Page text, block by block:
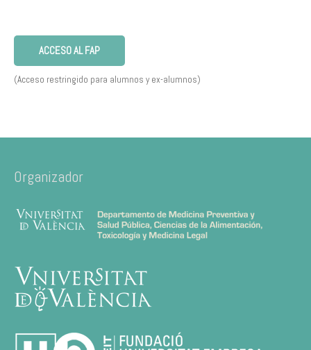
ACCESO AL FAP
(Acceso restringido para alumnos y ex-alumnos)
Organizador